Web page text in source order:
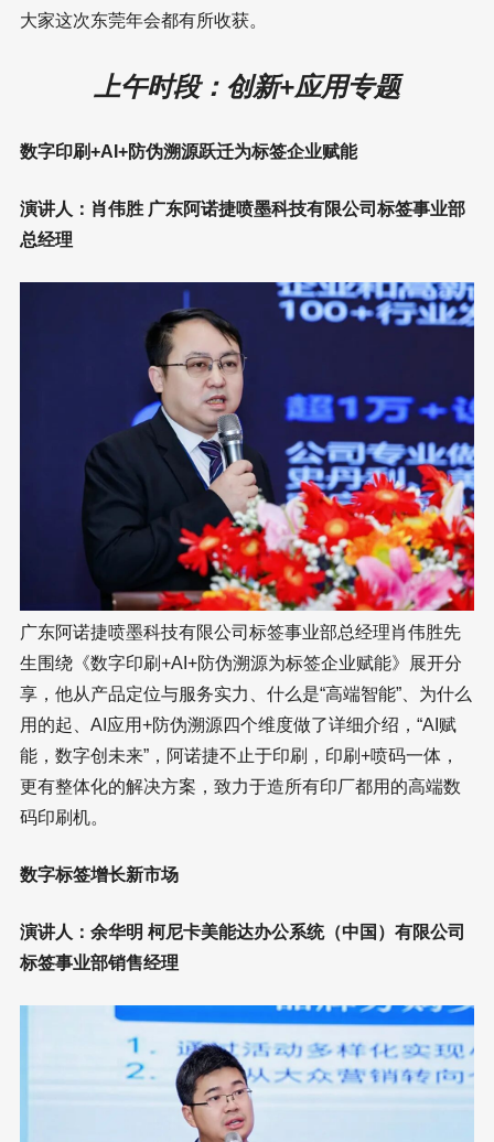
大家这次东莞年会都有所收获。
上午时段：创新+应用专题
数字印刷+AI+防伪溯源跃迁为标签企业赋能
演讲人：肖伟胜 广东阿诺捷喷墨科技有限公司标签事业部
总经理
广东阿诺捷喷墨科技有限公司标签事业部总经理肖伟胜先
生围绕《数字印刷+AI+防伪溯源为标签企业赋能》展开分
享，他从产品定位与服务实力、什么是“高端智能”、为什么
用的起、AI应用+防伪溯源四个维度做了详细介绍，“AI赋
能，数字创未来”，阿诺捷不止于印刷，印刷+喷码一体，
更有整体化的解决方案，致力于造所有印厂都用的高端数
码印刷机。
数字标签增长新市场
演讲人：余华明 柯尼卡美能达办公系统（中国）有限公司
标签事业部销售经理